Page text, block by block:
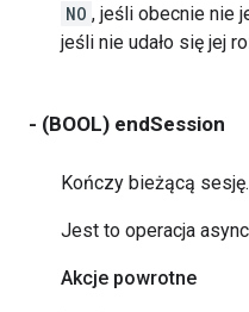
NO , jeśli obecnie nie
jeśli nie udało się jej
- (BOOL) endSession
Kończy bieżącą sesję.
Jest to operacja
Akcje powrotne